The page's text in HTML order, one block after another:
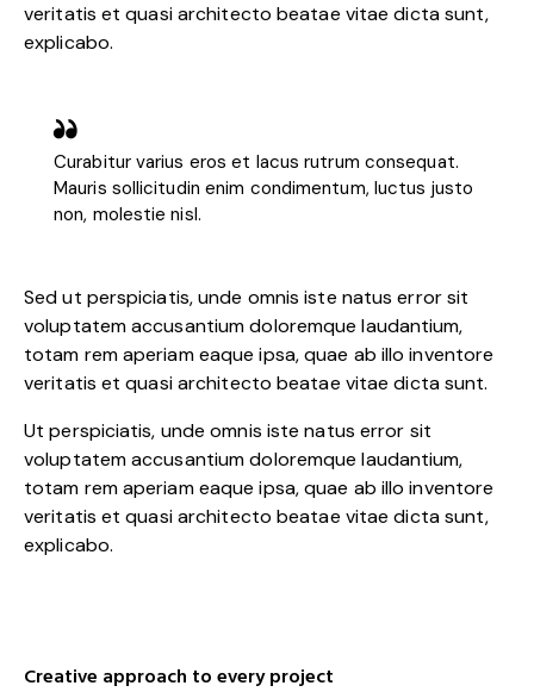
veritatis et quasi architecto beatae vitae dicta sunt,
explicabo.
Curabitur varius eros et lacus rutrum consequat.
Mauris sollicitudin enim condimentum, luctus justo
non, molestie nisl.
Sed ut perspiciatis, unde omnis iste natus error sit
voluptatem accusantium doloremque laudantium,
totam rem aperiam eaque ipsa, quae ab illo inventore
veritatis et quasi architecto beatae vitae dicta sunt.
Ut perspiciatis, unde omnis iste natus error sit
voluptatem accusantium doloremque laudantium,
totam rem aperiam eaque ipsa, quae ab illo inventore
veritatis et quasi architecto beatae vitae dicta sunt,
explicabo.
Creative approach to every project